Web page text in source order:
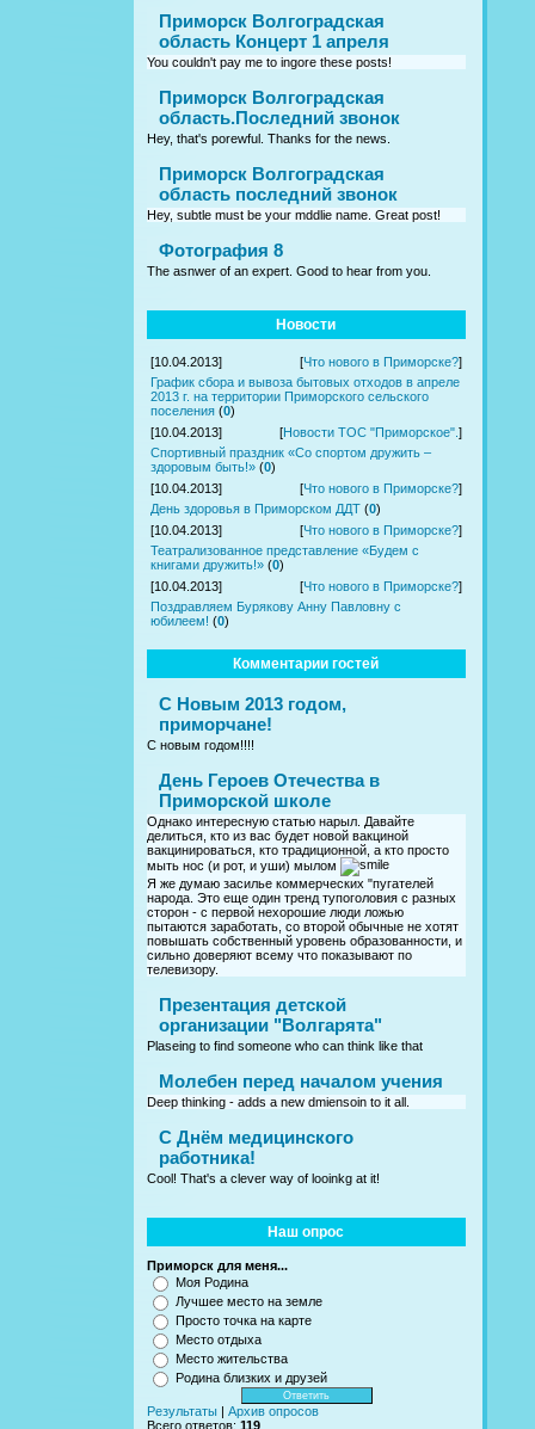
Приморск Волгоградская
область Концерт 1 апреля
You couldn't pay me to ingore these posts!
Приморск Волгоградская
область.Последний звонок
Hey, that's porewful. Thanks for the news.
Приморск Волгоградская
область последний звонок
Hey, subtle must be your mddlie name. Great post!
Фотография 8
The asnwer of an expert. Good to hear from you.
Новости
[10.04.2013] [Что нового в Приморске?]
График сбора и вывоза бытовых отходов в апреле
2013 г. на территории Приморского сельского
поселения (0)
[10.04.2013]
[Новости ТОС "Приморское". ]
Спортивный праздник «Со спортом дружить –
здоровым быть!» (0)
[10.04.2013]
[Что нового в Приморске?]
День здоровья в Приморском ДДТ (0)
[10.04.2013]
[Что нового в Приморске?]
Театрализованное представление «Будем с
книгами дружить!» (0)
[10.04.2013]
[Что нового в Приморске?]
Поздравляем Бурякову Анну Павловну с
юбилеем! (0)
Комментарии гостей
С Новым 2013 годом,
приморчане!
С новым годом!!!!
День Героев Отечества в
Приморской школе
Однако интересную статью нарыл. Давайте
делиться, кто из вас будет новой вакциной
вакцинироваться, кто традиционной, а кто просто
мыть нос (и рот, и уши) мылом
Я же думаю засилье коммерческих "пугателей
народа. Это еще один тренд тупоголовия с разных
сторон - с первой нехорошие люди ложью
пытаются заработать, со второй обычные не хотят
повышать собственный уровень образованности, и
сильно доверяют всему что показывают по
телевизору.
Презентация детской
организации "Волгарята"
Plaseing to find someone who can think like that
Молебен перед началом учения
Deep thinking - adds a new dmiensoin to it all.
C Днём медицинского
работника!
Cool! That's a clever way of looinkg at it!
Наш опрос
Приморск для меня...
Моя Родина
Лучшее место на земле
Просто точка на карте
Место отдыха
Место жительства
Родина близких и друзей
Результаты
Архив опросов
Всего ответов: 119